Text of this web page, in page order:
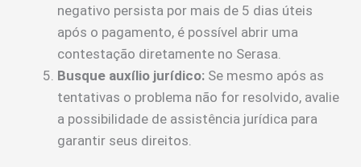
negativo persista por mais de 5 dias úteis
após o pagamento, é possível abrir uma
contestação diretamente no Serasa.
Busque auxílio jurídico: Se mesmo após as
tentativas o problema não for resolvido, avalie
a possibilidade de assistência jurídica para
garantir seus direitos.